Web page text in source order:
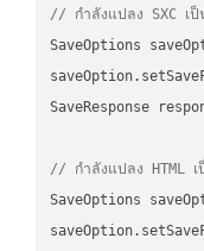
// กำลังแปลง SXC เป็
SaveOptions
SaveResponse
// กำลังแปลง HTML เ
SaveOptions